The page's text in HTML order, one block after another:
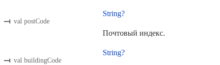
val postCode
String?
Почтовый индекс.
val buildingCode
String?